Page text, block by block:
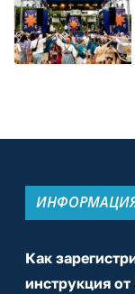
Как
инструкция